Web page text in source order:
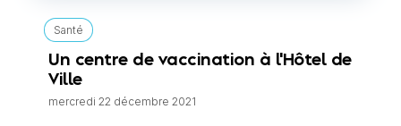
Santé
Un centre de vaccination à l'Hôtel de
Ville
mercredi 22 décembre 2021